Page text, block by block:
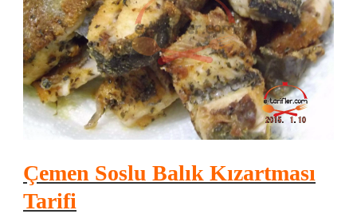
Çemen Soslu Balık Kızartması
Tarifi